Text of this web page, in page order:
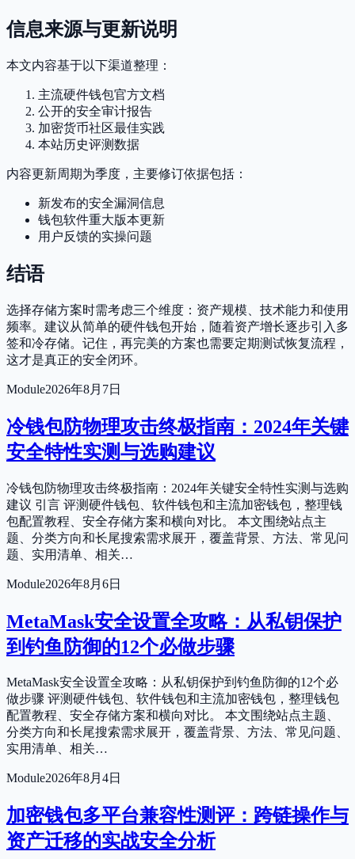
信息来源与更新说明
本文内容基于以下渠道整理：
主流硬件钱包官方文档
公开的安全审计报告
加密货币社区最佳实践
本站历史评测数据
内容更新周期为季度，主要修订依据包括：
新发布的安全漏洞信息
钱包软件重大版本更新
用户反馈的实操问题
结语
选择存储方案时需考虑三个维度：资产规模、技术能力和使用
频率。建议从简单的硬件钱包开始，随着资产增长逐步引入多
签和冷存储。记住，再完美的方案也需要定期测试恢复流程，
这才是真正的安全闭环。
Module2026年8月7日
冷钱包防物理攻击终极指南：2024年关键
安全特性实测与选购建议
冷钱包防物理攻击终极指南：2024年关键安全特性实测与选购
建议 引言 评测硬件钱包、软件钱包和主流加密钱包，整理钱
包配置教程、安全存储方案和横向对比。 本文围绕站点主
题、分类方向和长尾搜索需求展开，覆盖背景、方法、常见问
题、实用清单、相关…
Module2026年8月6日
MetaMask安全设置全攻略：从私钥保护
到钓鱼防御的12个必做步骤
MetaMask安全设置全攻略：从私钥保护到钓鱼防御的12个必
做步骤 评测硬件钱包、软件钱包和主流加密钱包，整理钱包
配置教程、安全存储方案和横向对比。 本文围绕站点主题、
分类方向和长尾搜索需求展开，覆盖背景、方法、常见问题、
实用清单、相关…
Module2026年8月4日
加密钱包多平台兼容性测评：跨链操作与
资产迁移的实战安全分析